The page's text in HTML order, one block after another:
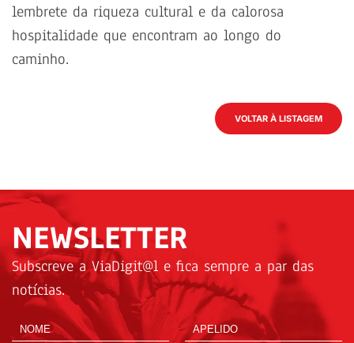
lembrete da riqueza cultural e da calorosa
hospitalidade que encontram ao longo do
caminho.
VOLTAR À LISTAGEM
NEWSLETTER
Subscreve a ViaDigit@l e fica sempre a par das
notícias.